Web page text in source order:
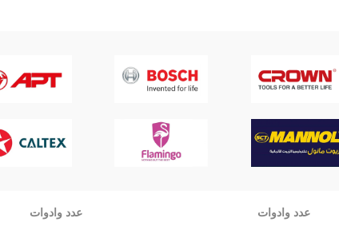
عدد وادوات عدد وادوات